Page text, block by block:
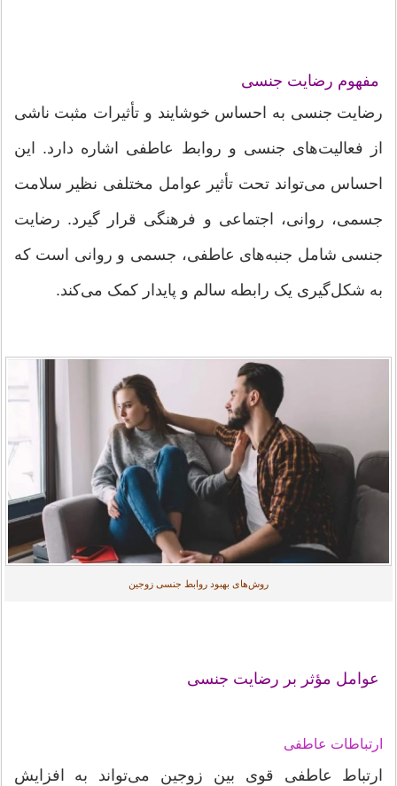
مفهوم رضایت جنسی
رضایت جنسی به احساس خوشایند و تأثیرات مثبت ناشی
از فعالیت‌های جنسی و روابط عاطفی اشاره دارد. این
احساس می‌تواند تحت تأثیر عوامل مختلفی نظیر سلامت
جسمی، روانی، اجتماعی و فرهنگی قرار گیرد. رضایت
جنسی شامل جنبه‌های عاطفی، جسمی و روانی است که
به شکل‌گیری یک رابطه سالم و پایدار کمک می‌کند.
روش‌های بهبود روابط جنسی زوجین
عوامل مؤثر بر رضایت جنسی
ارتباطات عاطفی
ارتباط عاطفی قوی بین زوجین می‌تواند به افزایش